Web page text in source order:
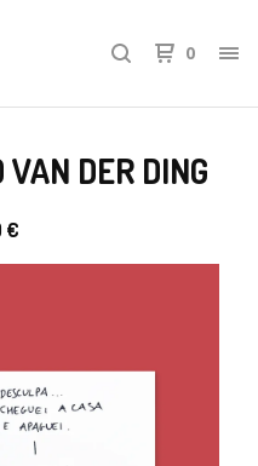
0
DER DING
€